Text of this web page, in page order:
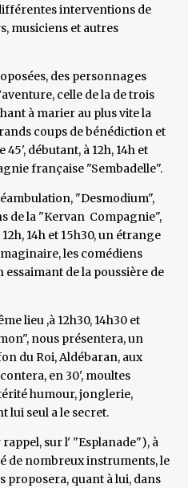
interventions de
musiciens et autres
des personnages
celle de la de trois
à marier au plus vite la
coups de bénédiction et
débutant, à 12h, 14h et
française "Sembadelle".
"Desmodium",
de la "Kervan Compagnie",
14h et 15h30, un étrange
les comédiens
de la poussière de
lieu ,à 12h30, 14h30 et
nous présentera, un
du Roi, Aldébaran, aux
en 30', moultes
humour, jonglerie,
lui seul a le secret.
sur l' "Esplanade"), à
de nombreux instruments, le
quant à lui, dans